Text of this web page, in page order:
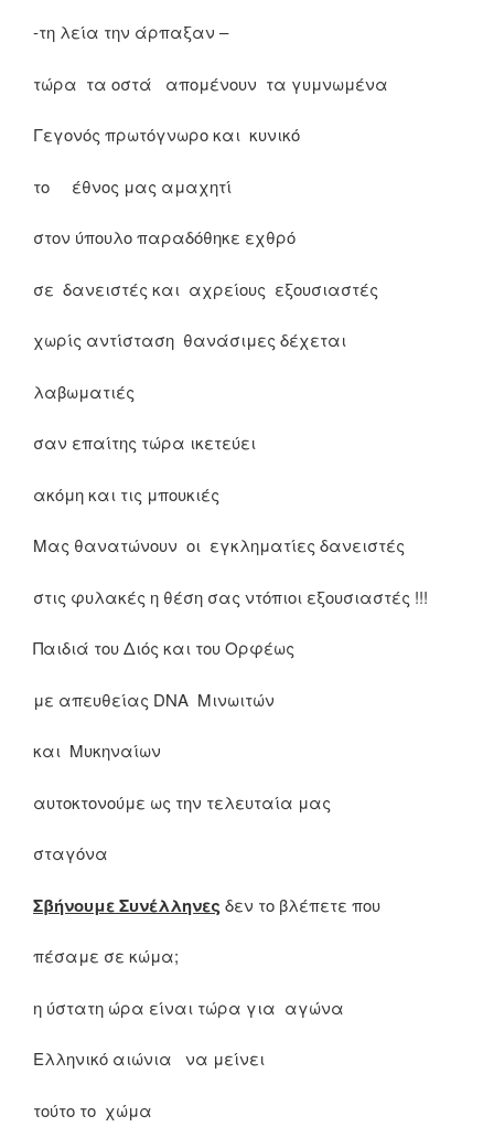
-τη λεία την άρπαξαν –
τώρα τα οστά απομένουν τα γυμνωμένα
Γεγονός πρωτόγνωρο και κυνικό
το έθνος μας αμαχητί
στον ύπουλο παραδόθηκε εχθρό
σε δανειστές και αχρείους εξουσιαστές
χωρίς αντίσταση θανάσιμες δέχεται
λαβωματιές
σαν επαίτης τώρα ικετεύει
ακόμη και τις μπουκιές
Μας θανατώνουν οι εγκληματίες δανειστές
στις φυλακές η θέση σας ντόπιοι εξουσιαστές !!!
Παιδιά του Διός και του Ορφέως
με απευθείας DNA Μινωιτών
και Μυκηναίων
αυτοκτονούμε ως την τελευταία μας
σταγόνα
Σβήνουμε Συνέλληνες δεν το βλέπετε που
πέσαμε σε κώμα;
η ύστατη ώρα είναι τώρα για αγώνα
Ελληνικό αιώνια να μείνει
τούτο το χώμα